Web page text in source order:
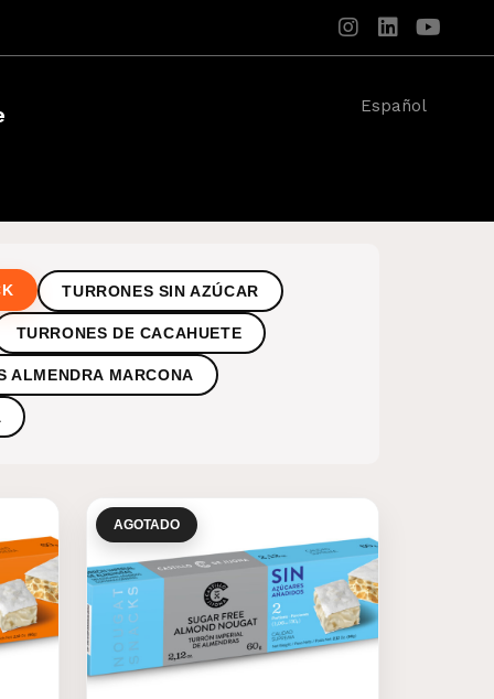
Español
TURRONES SIN AZÚCAR
TURRONES DE CACAHUETE
ALMENDRA MARCONA
AGOTADO